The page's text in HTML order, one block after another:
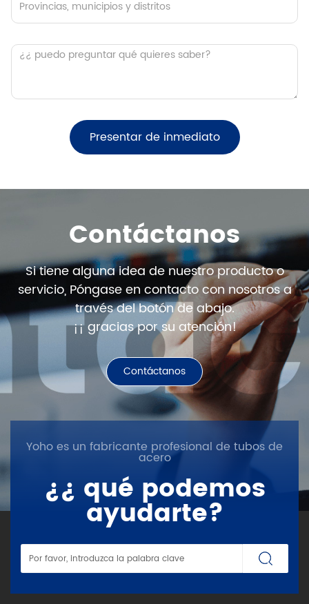
Presentar de inmediato
Contáctanos
Si tiene alguna idea de nuestro producto o
servicio, Póngase en contacto con nosotros a
través del botón de abajo.
¡¡ gracias por su atención!
Contáctanos
Yoho es un fabricante profesional de tubos de
acero
¿¿ qué podemos
ayudarte?